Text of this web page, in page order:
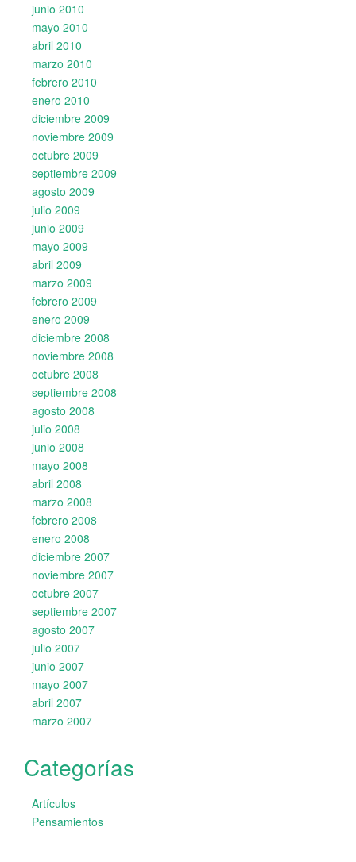
junio 2010
mayo 2010
abril 2010
marzo 2010
febrero 2010
enero 2010
diciembre 2009
noviembre 2009
octubre 2009
septiembre 2009
agosto 2009
julio 2009
junio 2009
mayo 2009
abril 2009
marzo 2009
febrero 2009
enero 2009
diciembre 2008
noviembre 2008
octubre 2008
septiembre 2008
agosto 2008
julio 2008
junio 2008
mayo 2008
abril 2008
marzo 2008
febrero 2008
enero 2008
diciembre 2007
noviembre 2007
octubre 2007
septiembre 2007
agosto 2007
julio 2007
junio 2007
mayo 2007
abril 2007
marzo 2007
Categorías
Artículos
Pensamientos